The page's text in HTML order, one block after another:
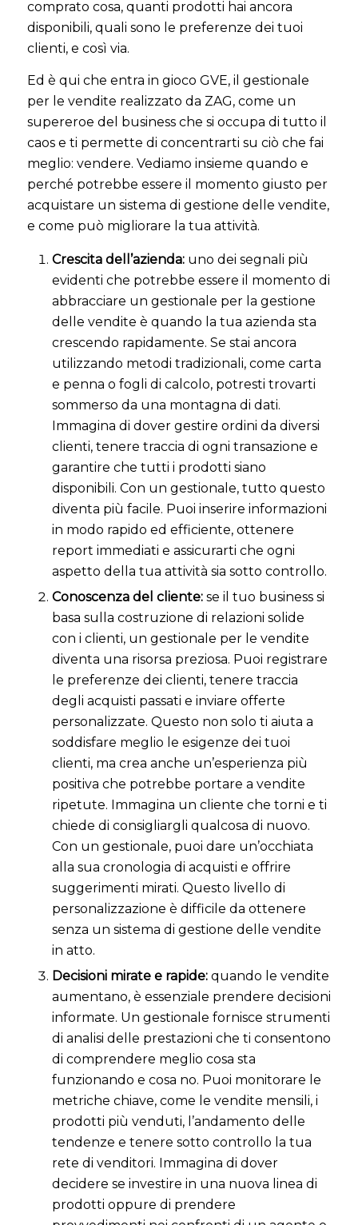
comprato cosa, quanti prodotti hai ancora
disponibili, quali sono le preferenze dei tuoi
clienti, e così via.
Ed è qui che entra in gioco GVE, il gestionale
per le vendite realizzato da ZAG, come un
supereroe del business che si occupa di tutto il
caos e ti permette di concentrarti su ciò che fai
meglio: vendere. Vediamo insieme quando e
perché potrebbe essere il momento giusto per
acquistare un sistema di gestione delle vendite,
e come può migliorare la tua attività.
Crescita dell’azienda: uno dei segnali più
evidenti che potrebbe essere il momento di
abbracciare un gestionale per la gestione
delle vendite è quando la tua azienda sta
crescendo rapidamente. Se stai ancora
utilizzando metodi tradizionali, come carta
e penna o fogli di calcolo, potresti trovarti
sommerso da una montagna di dati.
Immagina di dover gestire ordini da diversi
clienti, tenere traccia di ogni transazione e
garantire che tutti i prodotti siano
disponibili. Con un gestionale, tutto questo
diventa più facile. Puoi inserire informazioni
in modo rapido ed efficiente, ottenere
report immediati e assicurarti che ogni
aspetto della tua attività sia sotto controllo.
Conoscenza del cliente: se il tuo business si
basa sulla costruzione di relazioni solide
con i clienti, un gestionale per le vendite
diventa una risorsa preziosa. Puoi registrare
le preferenze dei clienti, tenere traccia
degli acquisti passati e inviare offerte
personalizzate. Questo non solo ti aiuta a
soddisfare meglio le esigenze dei tuoi
clienti, ma crea anche un’esperienza più
positiva che potrebbe portare a vendite
ripetute. Immagina un cliente che torni e ti
chiede di consigliargli qualcosa di nuovo.
Con un gestionale, puoi dare un’occhiata
alla sua cronologia di acquisti e offrire
suggerimenti mirati. Questo livello di
personalizzazione è difficile da ottenere
senza un sistema di gestione delle vendite
in atto.
Decisioni mirate e rapide: quando le vendite
aumentano, è essenziale prendere decisioni
informate. Un gestionale fornisce strumenti
di analisi delle prestazioni che ti consentono
di comprendere meglio cosa sta
funzionando e cosa no. Puoi monitorare le
metriche chiave, come le vendite mensili, i
prodotti più venduti, l’andamento delle
tendenze e tenere sotto controllo la tua
rete di venditori. Immagina di dover
decidere se investire in una nuova linea di
prodotti oppure di prendere